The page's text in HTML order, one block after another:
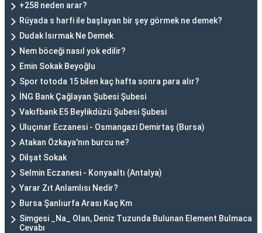
+258 neden arar?
Rüyada s harfi ile başlayan bir şey görmek ne demek?
Dudak Isırmak Ne Demek
Nem böceği nasıl yok edilir?
Emin Sokak Beyoğlu
Spor totoda 15 bilen kaç hafta sonra para alır?
İNG Bank Çağlayan Şubesi Şubesi
Vakıfbank E5 Beylikdüzü Şubesi Şubesi
Uluçınar Eczanesi - Osmangazi Demirtaş (Bursa)
Atakan Özkaya'nın burcu ne?
Dilşat Sokak
Selmin Eczanesi - Konyaaltı (Antalya)
Yarar Zıt Anlamlısı Nedir?
Bursa Şanlıurfa Arası Kaç Km
Simgesi _Na_ Olan, Deniz Tuzunda Bulunan Element Bulmaca
Cevabı